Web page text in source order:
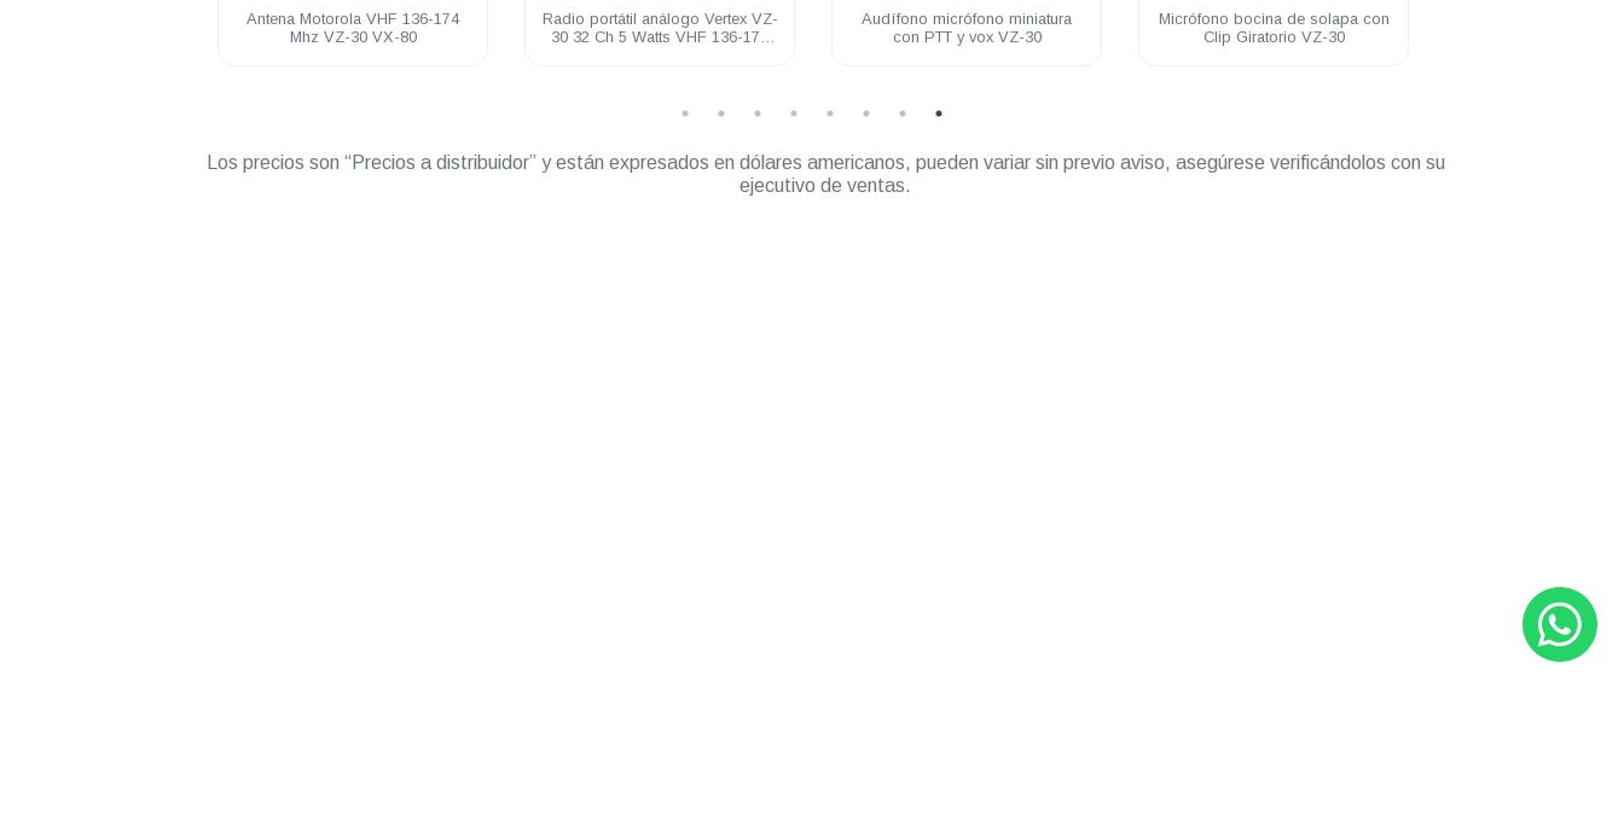
Antena Motorola VHF 136-174
Mhz VZ-30 VX-80
Radio portátil análogo Vertex VZ-
30 32 Ch 5 Watts VHF 136-174
Audífono micrófono miniatura
con PTT y vox VZ-30
Micrófono bocina de solapa con
Clip Giratorio VZ-30
Los precios son “Precios a distribuidor” y están expresados en dólares americanos, pueden variar sin previo aviso, asegúrese verificándolos con su
ejecutivo de ventas.